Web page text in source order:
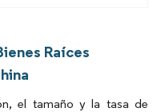
Raíces
el tamaño y la tasa de